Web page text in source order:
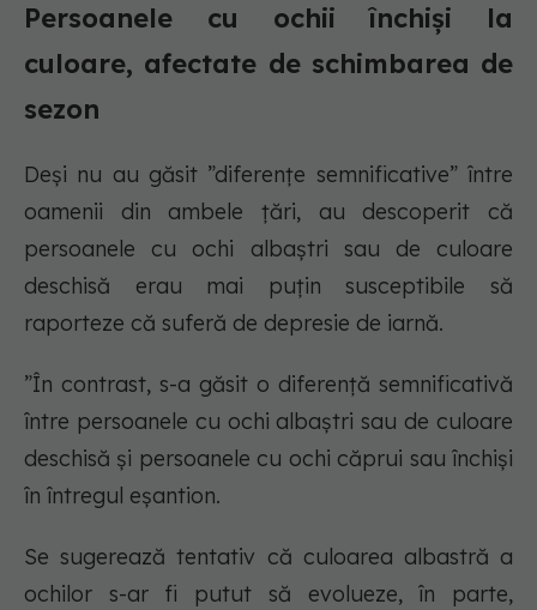
Persoanele cu ochii închiși la
culoare, afectate de schimbarea de
sezon
Deși nu au găsit ”diferențe semnificative” între
oamenii din ambele țări, au descoperit că
persoanele cu ochi albaștri sau de culoare
deschisă erau mai puțin susceptibile să
raporteze că suferă de depresie de iarnă.
”În contrast, s-a găsit o diferență semnificativă
între persoanele cu ochi albaștri sau de culoare
deschisă și persoanele cu ochi căprui sau închiși
în întregul eșantion.
Se sugerează tentativ că culoarea albastră a
ochilor s-ar fi putut să evolueze, în parte,